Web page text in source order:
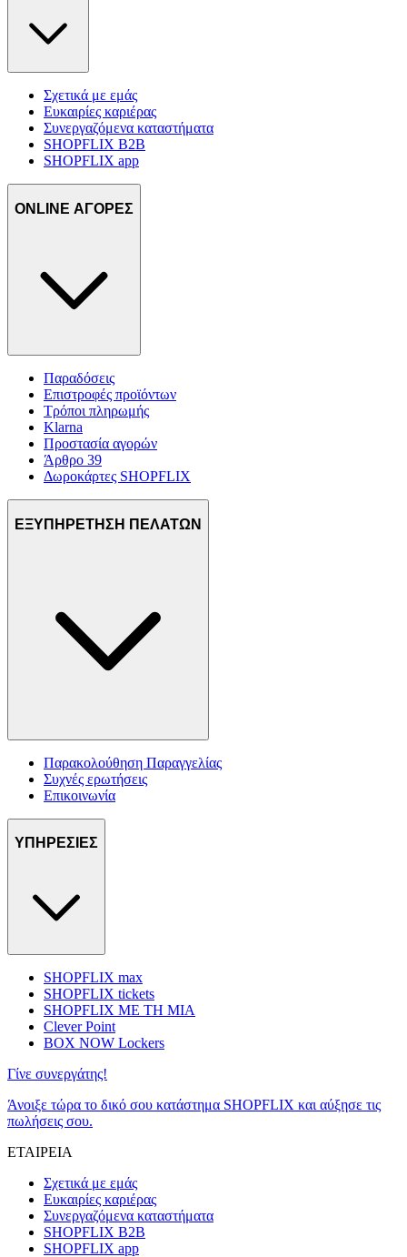
Σχετικά με εμάς
Ευκαιρίες καριέρας
Συνεργαζόμενα καταστήματα
SHOPFLIX B2B
SHOPFLIX app
ONLINE ΑΓΟΡΕΣ
Παραδόσεις
Επιστροφές προϊόντων
Τρόποι πληρωμής
Klarna
Προστασία αγορών
Άρθρο 39
Δωροκάρτες SHOPFLIX
ΕΞΥΠΗΡΕΤΗΣΗ ΠΕΛΑΤΩΝ
Παρακολούθηση Παραγγελίας
Συχνές ερωτήσεις
Επικοινωνία
ΥΠΗΡΕΣΙΕΣ
SHOPFLIX max
SHOPFLIX tickets
SHOPFLIX ΜΕ ΤΗ ΜΙΑ
Clever Point
BOX NOW Lockers
Γίνε συνεργάτης!
Άνοιξε τώρα το δικό σου κατάστημα SHOPFLIX και αύξησε τις
πωλήσεις σου.
ΕΤΑΙΡΕΙΑ
Σχετικά με εμάς
Ευκαιρίες καριέρας
Συνεργαζόμενα καταστήματα
SHOPFLIX B2B
SHOPFLIX app